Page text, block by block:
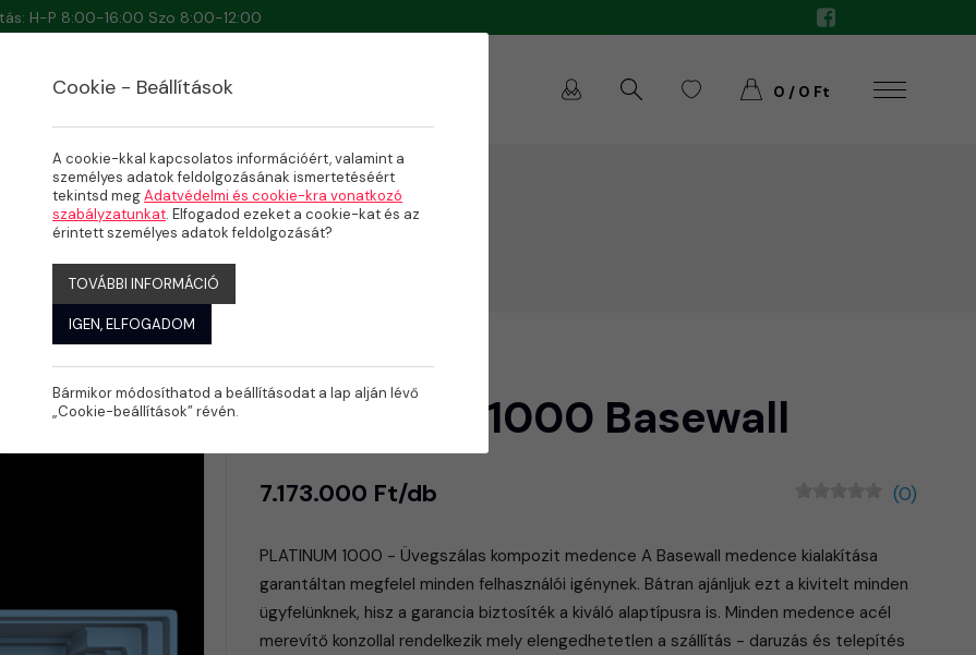
H-P 8:00-16:00 Szo 8:00-12:00
0 / 0 Ft
MEDENCÉK
PLATINUM 1000 Basewall
7.173.000 Ft/db (0)
PLATINUM 1000 - Üvegszálas kompozit medence A Basewall medence kialakítása
garantáltan megfelel minden felhasználói igénynek. Bátran ajánljuk ezt a kivitelt minden
ügyfelünknek, hisz a garancia biztosíték a kiváló alaptípusra is. Minden medence acél
merevítő konzollal rendelkezik mely elengedhetetlen a szállítás - daruzás és telepítés
Cookie - Beállítások
A cookie-kkal kapcsolatos információért, valamint a
személyes adatok feldolgozásának ismertetéséért
tekintsd megAdatvédelmi és cookie-kra vonatkozó
szabályzatunkat. Elfogadod ezeket a cookie-kat és az
érintett személyes adatok feldolgozását?
TOVÁBBI INFORMÁCIÓ
IGEN, ELFOGADOM
Bármikor módosíthatod a beállításodat a lap alján lévő
„Cookie-beállítások” révén.